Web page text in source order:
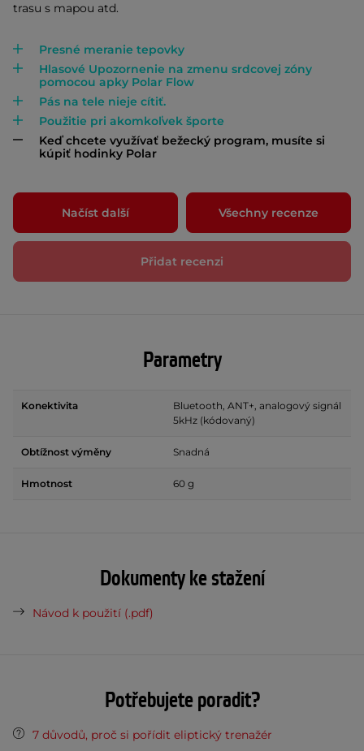
trasu s mapou atd.
Presné meranie tepovky
Hlasové Upozornenie na zmenu srdcovej zóny
pomocou apky Polar Flow
Pás na tele nieje cítiť.
Použitie pri akomkoľvek športe
Keď chcete využívať bežecký program, musíte si
kúpiť hodinky Polar
Načíst další Všechny recenze
Přidat recenzi
Parametry
Konektivita
Bluetooth, ANT+, analogový signál
5kHz (kódovaný)
Obtížnost výměny Snadná
Hmotnost 60 g
Dokumenty ke stažení
Návod k použití (.pdf)
Potřebujete poradit?
7 důvodů, proč si pořídit eliptický trenažér